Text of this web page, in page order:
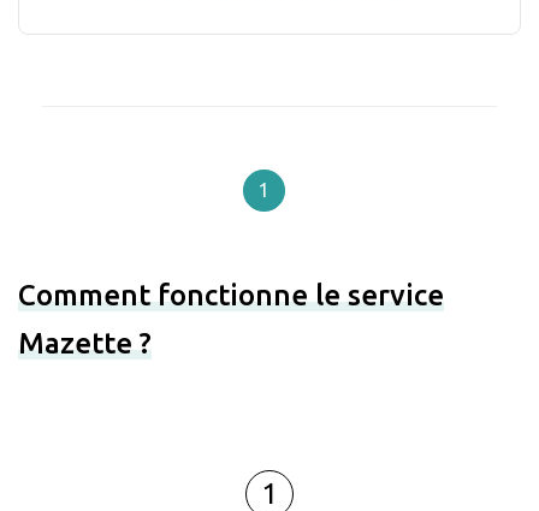
1
Comment fonctionne le service
Mazette ?
1